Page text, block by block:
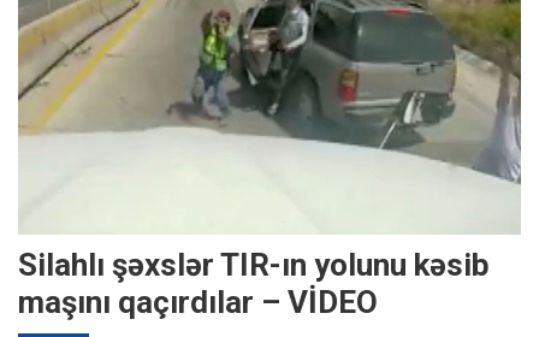
Silahlı şəxslər TIR-ın yolunu kəsib
maşını qaçırdılar – VİDEO